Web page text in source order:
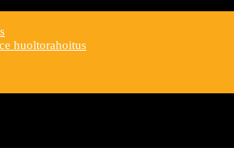
huoltorahoitus